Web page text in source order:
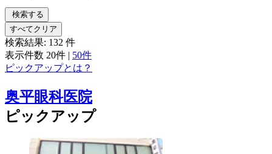
検索する
すべてクリア
検索結果: 132 件
表示件数 20件 | 50件
ピックアップとは？
奥平眼科医院
ピックアップ